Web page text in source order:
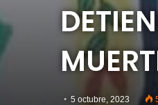
5 octubre, 2023